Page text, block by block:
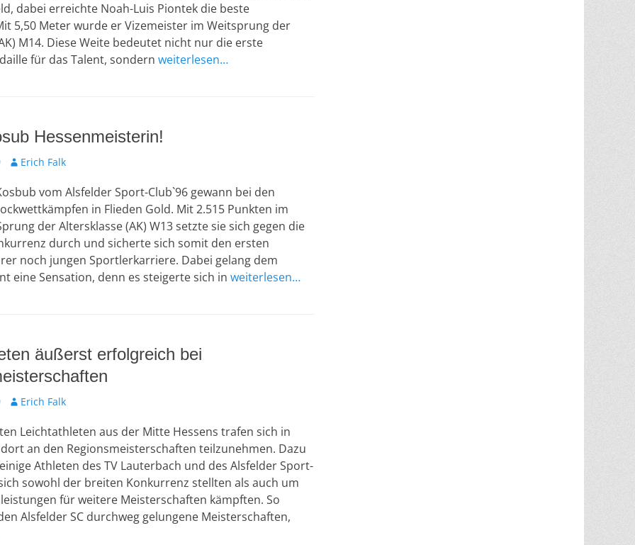
dabei erreichte Noah-Luis Piontek die beste
5,50 Meter wurde er Vizemeister im Weitsprung der
M14. Diese Weite bedeutet nicht nur die erste
für das Talent, sondern weiterlesen…
Hessenmeisterin!
A
t
o
r
Erich Falk
vom Alsfelder Sport-Club`96 gewann bei den
in Flieden Gold. Mit 2.515 Punkten im
der Altersklasse (AK) W13 setzte sie sich gegen die
durch und sicherte sich somit den ersten
noch jungen Sportlerkarriere. Dabei gelang dem
eine Sensation, denn es steigerte sich in weiterlesen…
äußerst erfolgreich bei
A
t
o
r
Erich Falk
Leichtathleten aus der Mitte Hessens trafen sich in
an den Regionsmeisterschaften teilzunehmen. Dazu
Athleten des TV Lauterbach und des Alsfelder Sport-
sowohl der breiten Konkurrenz stellten als auch um
für weitere Meisterschaften kämpften. So
Alsfelder SC durchweg gelungene Meisterschaften,